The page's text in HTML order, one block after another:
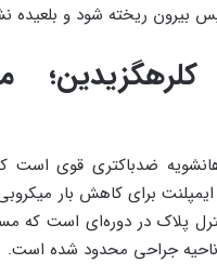
بیرون ریخته شود و بلعیده
ضدباکتری قوی است
برای کاهش بار
پلاک در دوره‌ای است که
ناحیه جراحی محدود شده است.